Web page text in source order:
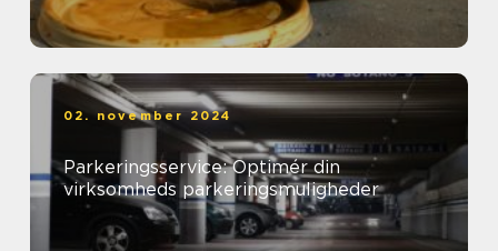
02. november 2024
Parkeringsservice: Optimér din
virksomheds parkeringsmuligheder